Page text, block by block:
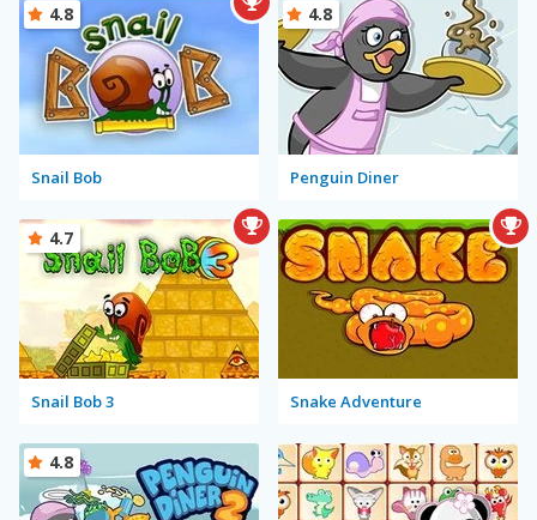
Snail Bob
4.8
Penguin Diner
4.8
Snail Bob 3
4.7
Snake Adventure
4.8